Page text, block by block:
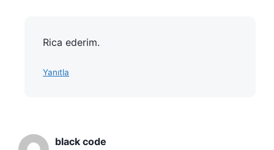
Rica ederim.
Yanıtla
black code